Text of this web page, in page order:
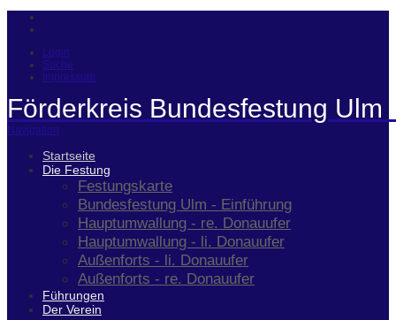
Login
Suche
Impressum
Förderkreis Bundesfestung Ulm
Navigation
Startseite
Die Festung
Festungskarte
Bundesfestung Ulm - Einführung
Hauptumwallung - re. Donauufer
Hauptumwallung - li. Donauufer
Außenforts - li. Donauufer
Außenforts - re. Donauufer
Führungen
Der Verein